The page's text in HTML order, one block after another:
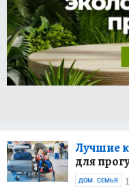
Лучшие
для
ДОМ. СЕМЬЯ